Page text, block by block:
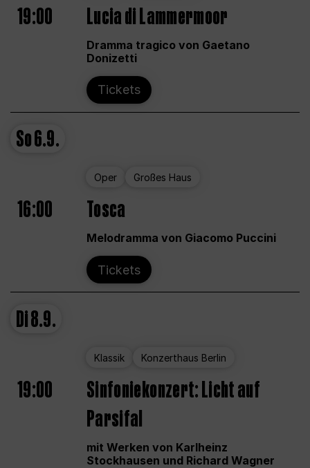
19:00 Lucia di Lammermoor
Dramma tragico von Gaetano
Donizetti
Tickets
So6.9.
Oper Großes Haus
16:00 Tosca
Melodramma von Giacomo Puccini
Tickets
Di8.9.
Klassik Konzerthaus Berlin
19:00
Sinfoniekonzert: Licht auf
Parsifal
mit Werken von Karlheinz
Stockhausen und Richard Wagner